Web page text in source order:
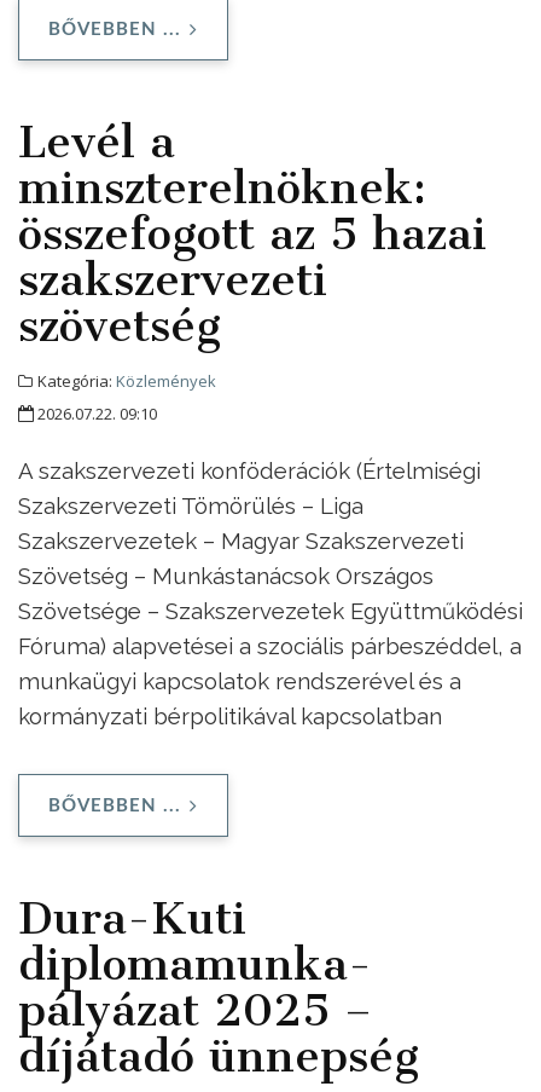
BŐVEBBEN ...
Levél a
minszterelnöknek:
összefogott az 5 hazai
szakszervezeti
szövetség
Kategória: Közlemények
2026.07.22. 09:10
A szakszervezeti konföderációk (Értelmiségi
Szakszervezeti Tömörülés – Liga
Szakszervezetek – Magyar Szakszervezeti
Szövetség – Munkástanácsok Országos
Szövetsége – Szakszervezetek Együttműködési
Fóruma) alapvetései a szociális párbeszéddel, a
munkaügyi kapcsolatok rendszerével és a
kormányzati bérpolitikával kapcsolatban
BŐVEBBEN ...
Dura-Kuti
diplomamunka-
pályázat 2025 –
díjátadó ünnepség